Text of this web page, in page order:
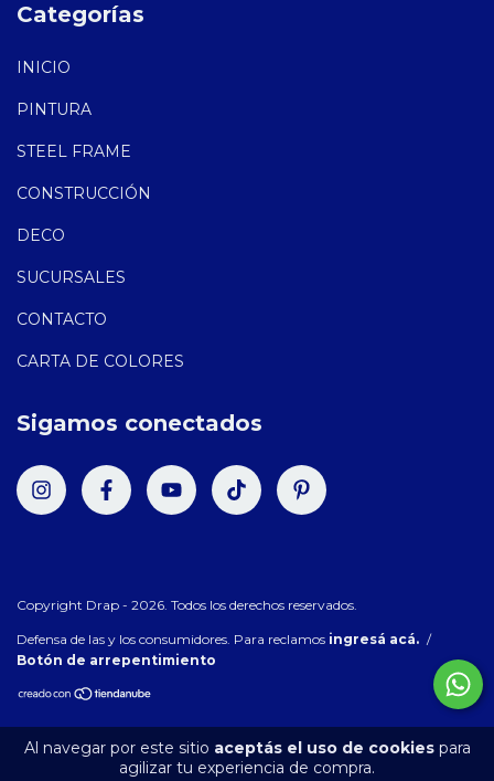
Al navegar por este sitio aceptás el uso de cookiespara
agilizar tu experiencia de compra.
Categorías
INICIO
PINTURA
STEEL FRAME
CONSTRUCCIÓN
DECO
SUCURSALES
CONTACTO
CARTA DE COLORES
Sigamos conectados
Copyright Drap - 2026. Todos los derechos reservados.
Defensa de las y los consumidores. Para reclamos ingresá acá. /
Botón de arrepentimiento